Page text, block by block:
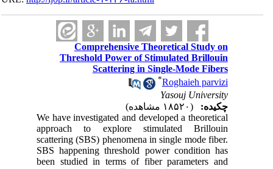
Comprehensive Theoretical Study on
Threshold Power of Stimulated Brillouin
Scattering in Single-Mode Fibers
Roghaieh parvizi
*
Yasouj University
چکیده:
We have investigated and developed a theoretical
approach to explore stimulated Brillouin
scattering (SBS) phenomena in single mode fiber.
SBS happening threshold power condition has
been studied in terms of fiber parameters and